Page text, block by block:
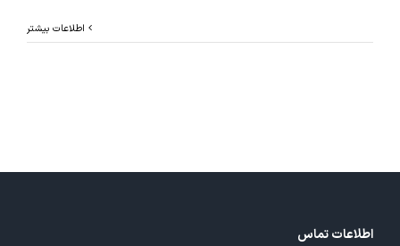
اطلاعات بیشتر
اطلاعات تماس